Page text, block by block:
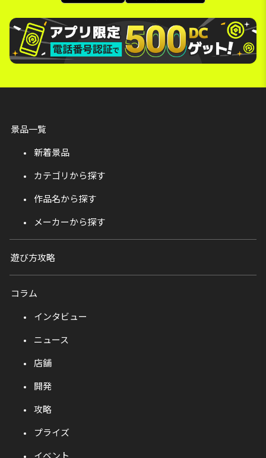
景品一覧
新着景品
カテゴリから探す
作品名から探す
メーカーから探す
遊び方攻略
コラム
インタビュー
ニュース
店舗
開発
攻略
プライズ